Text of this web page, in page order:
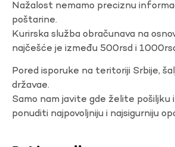
Nažalost nemamo preciznu
poštarine.
Kurirska služba obračunava na
najčešće je između 500rsd i
Pored isporuke na teritoriji Srbije,
državae.
Samo nam javite gde želite pošiljku
ponuditi najpovoljniju i najsigurniju